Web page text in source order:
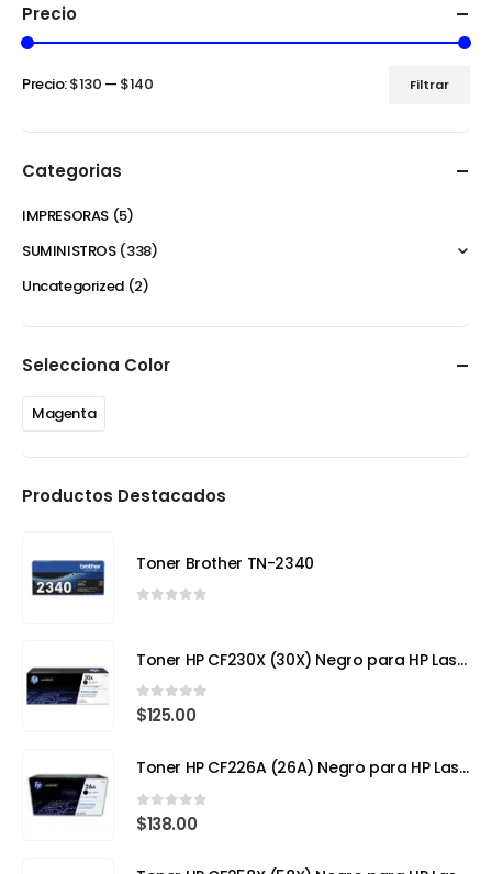
Precio
Filtrar
Precio:$130 — $140
Categorias
IMPRESORAS (5)
SUMINISTROS (338)
Uncategorized (2)
Selecciona Color
Magenta
Productos Destacados
Toner Brother TN-2340
Toner HP CF230X (30X) Negro para HP LaserJet Pro
0out of 5
$125.00
Toner HP CF226A (26A) Negro para HP LaserJet Pro M402
0out of 5
$138.00